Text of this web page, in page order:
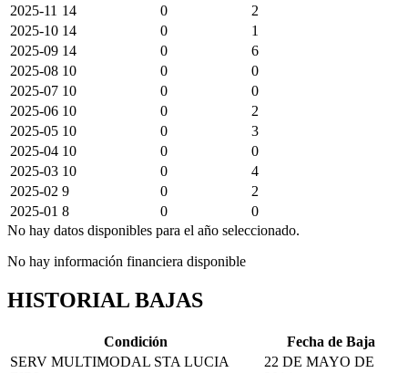
2025-11 14 0
2
2025-10 14 0
1
2025-09 14 0
6
2025-08 10 0
0
2025-07 10 0
0
2025-06 10 0
2
2025-05 10 0
3
2025-04 10 0
0
2025-03 10 0
4
2025-02 9 0
2
2025-01 8 0
0
No hay datos disponibles para el año seleccionado.
No hay información financiera disponible
HISTORIAL BAJAS
Condición
Fecha de Baja
SERV MULTIMODAL STA LUCIA
22 DE MAYO DE